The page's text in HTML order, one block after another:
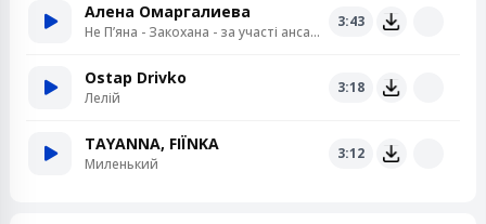
Алена Омаргалиева
Не Пʼяна - Закохана - за участі ансамблю «Кралиця»
3:43
Ostap Drivko
Лелій
3:18
TAYANNA, FIЇNKA
Миленький
3:12